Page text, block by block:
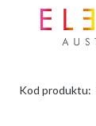
Kod produktu: